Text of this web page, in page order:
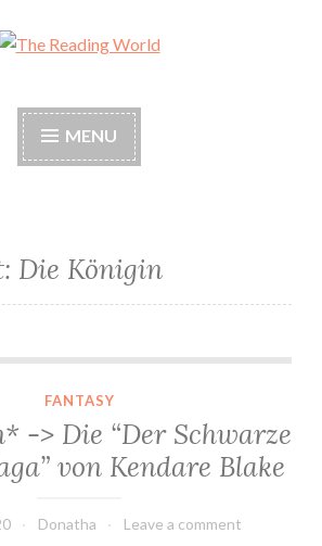
World
MENU
Die Königin
*Rezension* -> Die “Der Schwarze Thron – Saga” von Kendare Blake
FANTASY
-> Die “Der Schwarze
von Kendare Blake
Donatha Leave a comment